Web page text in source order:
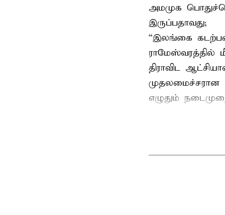
அமமுக
இருப்பதாவது;
“இலங்கை
ராமேஸ்வரத்தில்
திராவிட
முதலமைச்சரான
எழுதும்